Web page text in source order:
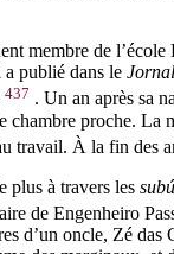
membre de l’école
a publié dans le
437 . Un an après sa
chambre proche. La
travail. À la fin des
plus à travers les
de Engenheiro
d’un oncle, Zé